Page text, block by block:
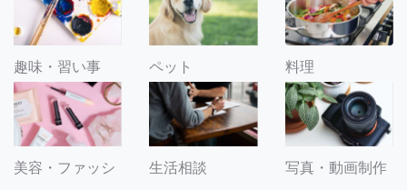
趣味・習い事 ペット 料理
美容・ファッシ
生活相談 写真・動画制作